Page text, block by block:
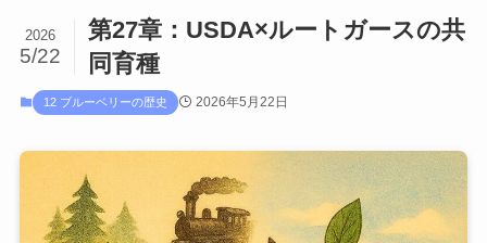
第27章：USDA×ルートガースの共
同育種
2026
5/22
12 ブルーベリーの歴史 2026年5月22日